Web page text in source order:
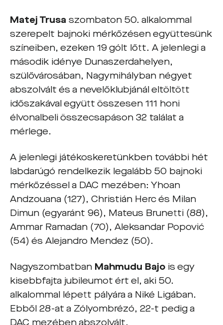
Matej Trusa szombaton 50. alkalommal
szerepelt bajnoki mérkőzésen együttesünk
színeiben, ezeken 19 gólt lőtt. A jelenlegi a
második idénye Dunaszerdahelyen,
szülővárosában, Nagymihályban négyet
abszolvált és a nevelőklubjánál eltöltött
időszakával együtt összesen 111 honi
élvonalbeli összecsapáson 32 találat a
mérlege.
A jelenlegi játékoskeretünkben további hét
labdarúgó rendelkezik legalább 50 bajnoki
mérkőzéssel a DAC mezében: Yhoan
Andzouana (127), Christián Herc és Milan
Dimun (egyaránt 96), Mateus Brunetti (88),
Ammar Ramadan (70), Aleksandar Popović
(54) és Alejandro Mendez (50).
Nagyszombatban Mahmudu Bajo is egy
kisebbfajta jubileumot ért el, aki 50.
alkalommal lépett pályára a Niké Ligában.
Ebből 28-at a Zólyombrézó, 22-t pedig a
DAC mezében abszolvált.